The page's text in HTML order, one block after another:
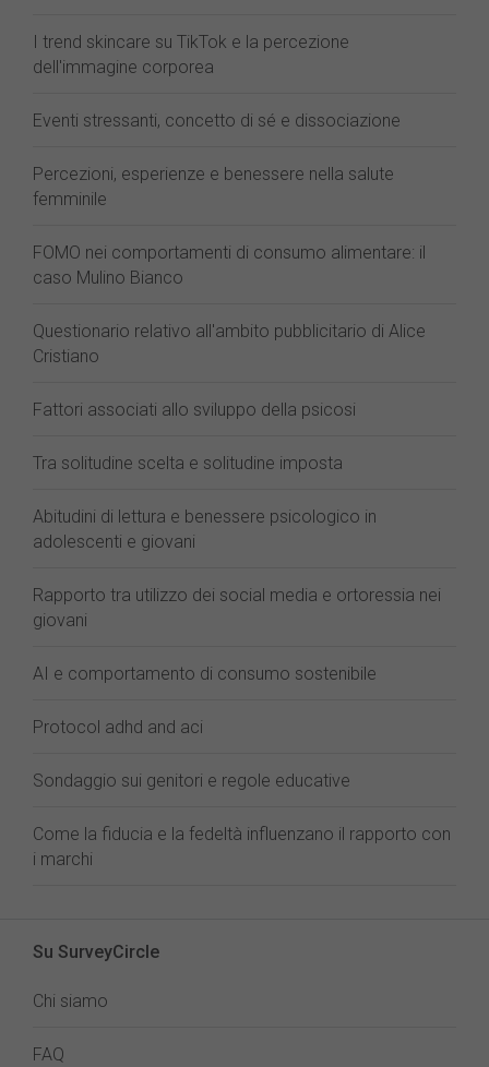
I trend skincare su TikTok e la percezione
dell'immagine corporea
Eventi stressanti, concetto di sé e dissociazione
Percezioni, esperienze e benessere nella salute
femminile
FOMO nei comportamenti di consumo alimentare: il
caso Mulino Bianco
Questionario relativo all'ambito pubblicitario di Alice
Cristiano
Fattori associati allo sviluppo della psicosi
Tra solitudine scelta e solitudine imposta
Abitudini di lettura e benessere psicologico in
adolescenti e giovani
Rapporto tra utilizzo dei social media e ortoressia nei
giovani
AI e comportamento di consumo sostenibile
Protocol adhd and aci
Sondaggio sui genitori e regole educative
Come la fiducia e la fedeltà influenzano il rapporto con
i marchi
Su SurveyCircle
Chi siamo
FAQ